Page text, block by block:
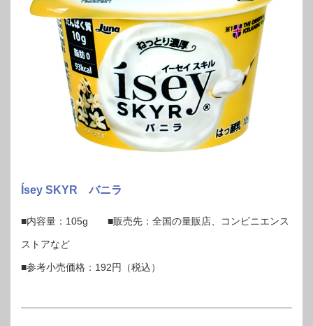
Ísey SKYR バニラ
■内容量：105g ■販売先：全国の量販店、コンビニエンス
ストアなど
■参考小売価格：192円（税込）